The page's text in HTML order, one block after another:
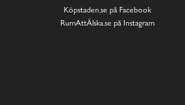
Köpstaden.se på Facebook
RumAttÄlska.se på Instagram